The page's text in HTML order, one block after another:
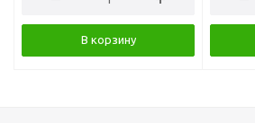
В корзину